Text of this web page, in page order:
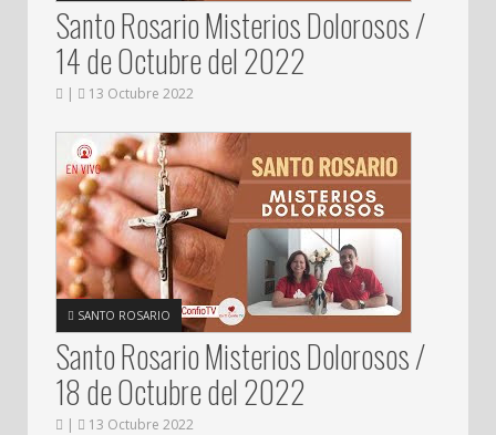
Santo Rosario Misterios Dolorosos /
14 de Octubre del 2022
| 13 Octubre 2022
SANTO ROSARIO
Santo Rosario Misterios Dolorosos /
18 de Octubre del 2022
| 13 Octubre 2022